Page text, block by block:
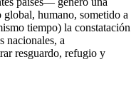
global, humano, sometido a
tiempo) la constatación
nacionales, a
resguardo, refugio y